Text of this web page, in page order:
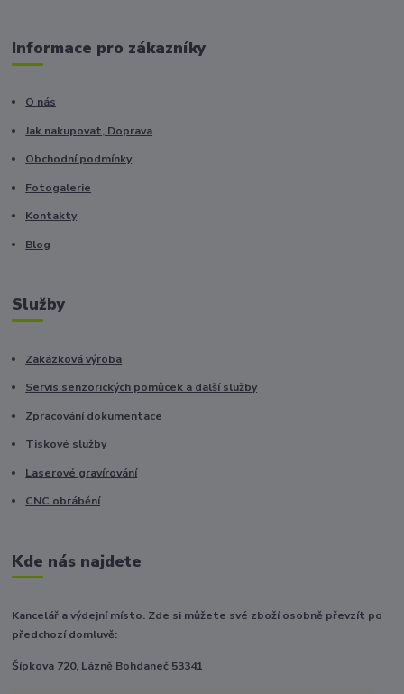
Informace pro zákazníky
O nás
Jak nakupovat, Doprava
Obchodní podmínky
Fotogalerie
Kontakty
Blog
Služby
Zakázková výroba
Servis senzorických pomůcek a další služby
Zpracování dokumentace
Tiskové služby
Laserové gravírování
CNC obrábění
Kde nás najdete
Kancelář a výdejní místo. Zde si můžete své zboží osobně převzít po
předchozí domluvě:
Šípkova 720, Lázně Bohdaneč 53341